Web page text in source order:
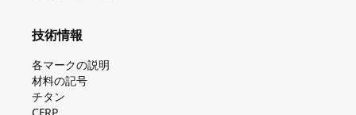
技術情報
各マークの説明
材料の記号
チタン
CFRP